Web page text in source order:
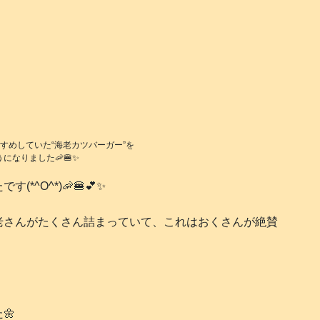
めしていた“海老カツバーガー”を
になりました🦐🍔✨
す(*^O^*)🦐🍔💕✨
んがたくさん詰まっていて、これはおくさんが絶賛
🌼